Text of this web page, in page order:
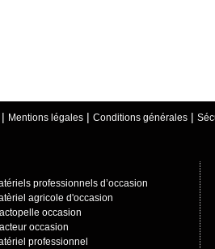
| Mentions légales | Conditions générales |
professionnels d’occasion
agricole d'occasion
occasion
occasion
professionnel